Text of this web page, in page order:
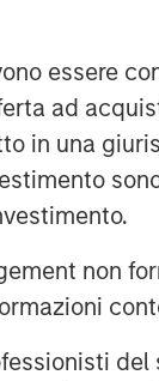
essere
ad
in una
non
The Fund
market sector
the Morgan
to
Expansion
attractive
income and